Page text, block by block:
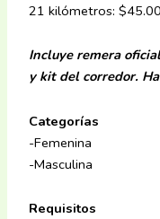
21 kilómetros:
Incluye remera
y kit del corredor.
Categorías
-Femenina
-Masculina
Requisitos